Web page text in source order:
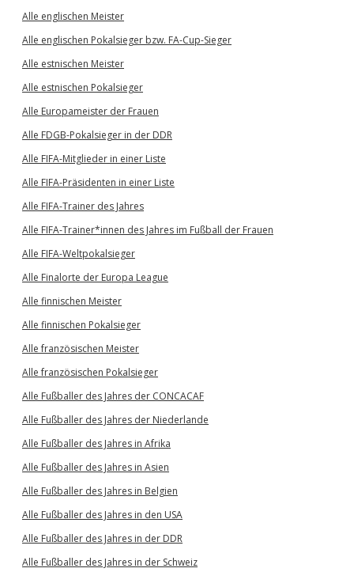
Alle englischen Meister
Alle englischen Pokalsieger bzw. FA-Cup-Sieger
Alle estnischen Meister
Alle estnischen Pokalsieger
Alle Europameister der Frauen
Alle FDGB-Pokalsieger in der DDR
Alle FIFA-Mitglieder in einer Liste
Alle FIFA-Präsidenten in einer Liste
Alle FIFA-Trainer des Jahres
Alle FIFA-Trainer*innen des Jahres im Fußball der Frauen
Alle FIFA-Weltpokalsieger
Alle Finalorte der Europa League
Alle finnischen Meister
Alle finnischen Pokalsieger
Alle französischen Meister
Alle französischen Pokalsieger
Alle Fußballer des Jahres der CONCACAF
Alle Fußballer des Jahres der Niederlande
Alle Fußballer des Jahres in Afrika
Alle Fußballer des Jahres in Asien
Alle Fußballer des Jahres in Belgien
Alle Fußballer des Jahres in den USA
Alle Fußballer des Jahres in der DDR
Alle Fußballer des Jahres in der Schweiz